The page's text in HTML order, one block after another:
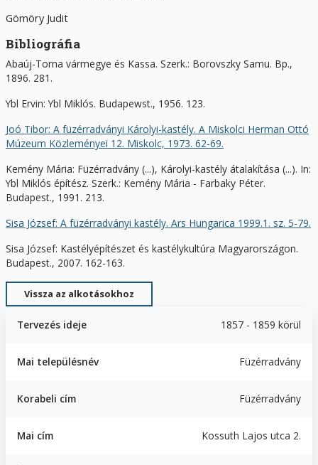
Gömöry Judit
Bibliográfia
Abaúj-Torna vármegye és Kassa. Szerk.: Borovszky Samu. Bp.,
1896. 281.
Ybl Ervin: Ybl Miklós. Budapewst., 1956. 123.
Joó Tibor: A füzérradványi Károlyi-kastély. A Miskolci Herman Ottó
Múzeum Közleményei 12. Miskolc, 1973. 62-69.
Kemény Mária: Füzérradvány (...), Károlyi-kastély átalakítása (...). In:
Ybl Miklós építész. Szerk.: Kemény Mária - Farbaky Péter.
Budapest., 1991. 213.
Sisa József: A füzérradványi kastély. Ars Hungarica 1999.1. sz. 5-79.
Sisa József: Kastélyépítészet és kastélykultúra Magyarországon.
Budapest., 2007. 162-163.
Vissza az alkotásokhoz
Tervezés ideje 1857 - 1859 körül
Mai településnév Füzérradvány
Korabeli cím Füzérradvány
Mai cím Kossuth Lajos utca 2.